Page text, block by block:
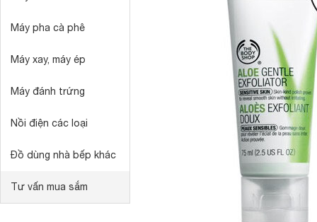
Máy pha cà phê
Máy xay, máy ép
Máy đánh trứng
Nồi điện các loại
Đồ dùng nhà bếp khác
Tư vấn mua sắm